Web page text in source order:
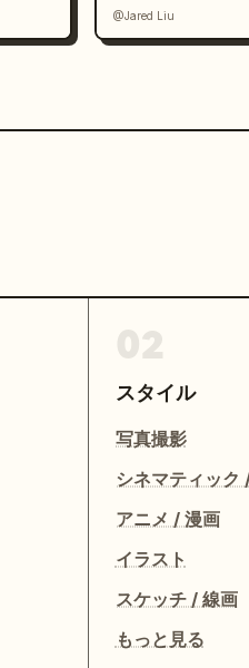
@Jared Liu
スタイル
写真撮影
シネマティック
アニメ / 漫画
イラスト
スケッチ / 線画
もっと見る